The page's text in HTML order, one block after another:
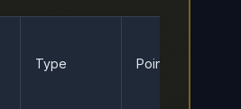
Type Points forts